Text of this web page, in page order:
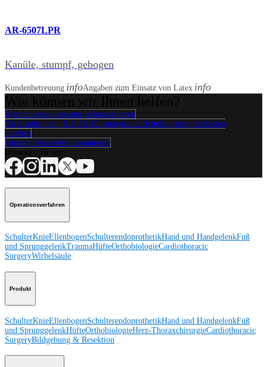
AR-6507LPR
Kanüle, stumpf, gebogen
Kundenbetreuung infoAngaben zum Einsatz von Latex info
Medizinproduktberater:in kontaktieren
Veranstaltungen, Lab-Vorführungen und Schulungsmöglichkeiten
ansehen
Unseren Newsletter abonnieren
Operationsverfahren
SchulterKnieEllenbogenSchulterendoprothetikHand und HandgelenkFuß
und SprunggelenkTraumaHüfteOrthobiologieCardiothoracic
SurgeryWirbelsäule
Produkt
SchulterKnieEllenbogenSchulterendoprothetikHand und HandgelenkFuß
und SprunggelenkHüfteOrthobiologieHerz-ThoraxchirurgieCardiothoracic
SurgeryBildgebung & Resektion